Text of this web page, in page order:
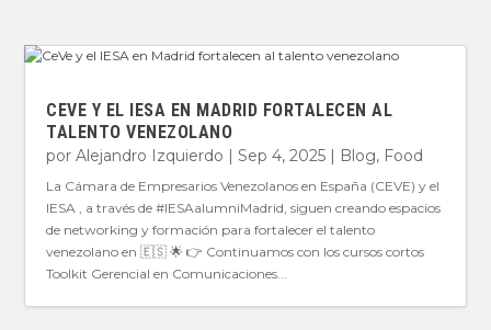
CEVE Y EL IESA EN MADRID FORTALECEN AL
TALENTO VENEZOLANO
porAlejandro Izquierdo |Sep 4, 2025 | Blog, Food
La Cámara de Empresarios Venezolanos en España (CEVE) y el
IESA , a través de #IESAalumniMadrid, siguen creando espacios
de networking y formación para fortalecer el talento
venezolano en 🇪🇸 🌟 👉 Continuamos con los cursos cortos
Toolkit Gerencial en Comunicaciones...